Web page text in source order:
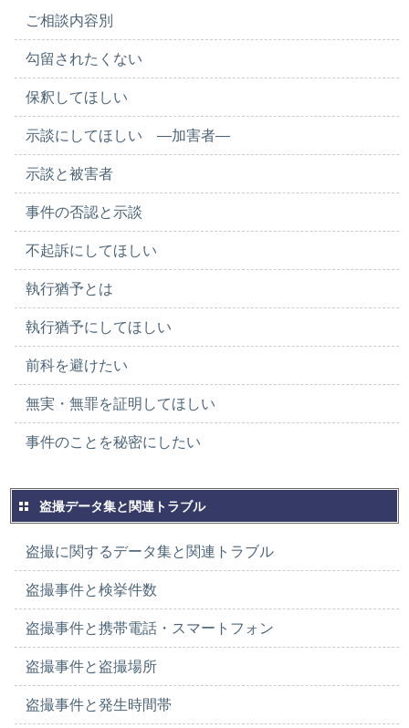
ご相談内容別
勾留されたくない
保釈してほしい
示談にしてほしい ―加害者―
示談と被害者
事件の否認と示談
不起訴にしてほしい
執行猶予とは
執行猶予にしてほしい
前科を避けたい
無実・無罪を証明してほしい
事件のことを秘密にしたい
盗撮データ集と関連トラブル
盗撮に関するデータ集と関連トラブル
盗撮事件と検挙件数
盗撮事件と携帯電話・スマートフォン
盗撮事件と盗撮場所
盗撮事件と発生時間帯